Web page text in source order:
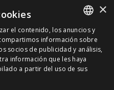
SPANISH
CATALÀ
ENGLISH
×
el contenido, los anuncios y
información sobre
socios de publicidad y análisis,
información que les haya
a partir del uso de sus